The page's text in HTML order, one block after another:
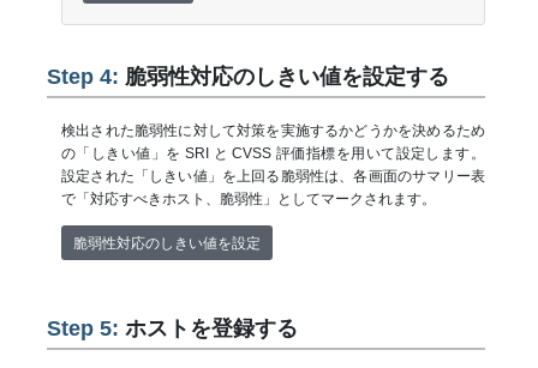
Step 4: 脆弱性対応のしきい値を設定する
検出された脆弱性に対して対策を実施するかどうかを決めるため
の「しきい値」を SRI と CVSS 評価指標を用いて設定します。
設定された「しきい値」を上回る脆弱性は、各画面のサマリー表
で「対応すべきホスト、脆弱性」としてマークされます。
脆弱性対応のしきい値を設定
Step 5: ホストを登録する